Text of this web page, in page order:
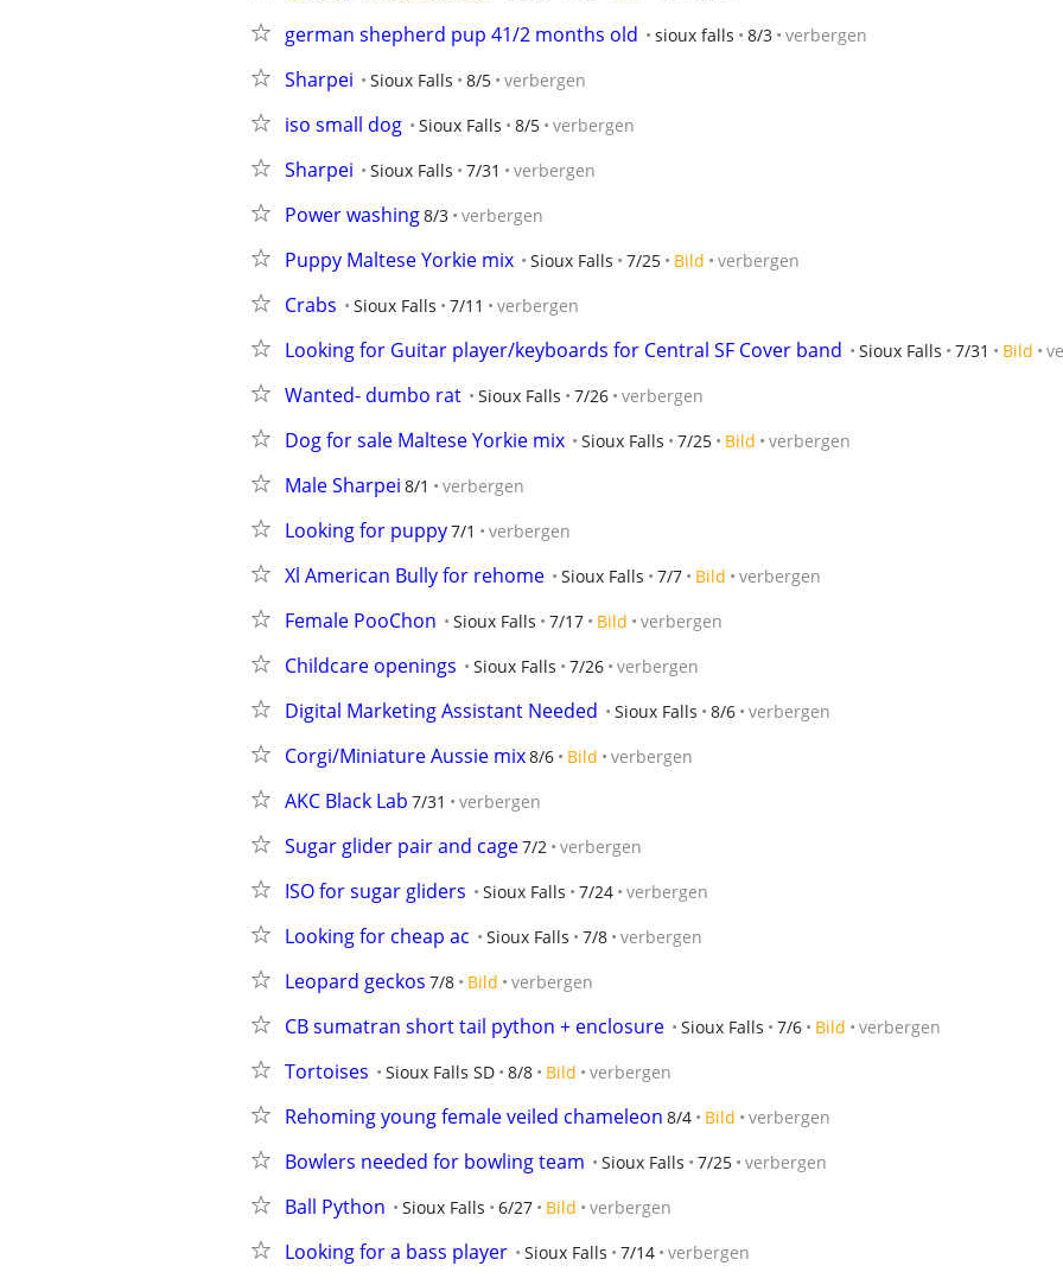
german shepherd pup 41/2 months old sioux falls 8/3 verbergen
Sharpei Sioux Falls 8/5 verbergen
iso small dog Sioux Falls 8/5 verbergen
Sharpei Sioux Falls 7/31 verbergen
Power washing8/3 verbergen
Puppy Maltese Yorkie mix Sioux Falls 7/25 Bild verbergen
Crabs Sioux Falls 7/11 verbergen
Looking for Guitar player/keyboards for Central SF Cover band Sioux Falls 7/31 Bild
Wanted- dumbo rat Sioux Falls 7/26 verbergen
Dog for sale Maltese Yorkie mix Sioux Falls 7/25 Bild verbergen
Male Sharpei 8/1 verbergen
Looking for puppy7/1 verbergen
Xl American Bully for rehome Sioux Falls 7/7 Bild verbergen
Female PooChon Sioux Falls 7/17 Bild verbergen
Childcare openings Sioux Falls 7/26 verbergen
Digital Marketing Assistant Needed Sioux Falls 8/6 verbergen
Corgi/Miniature Aussie mix8/6 Bild verbergen
AKC Black Lab 7/31 verbergen
Sugar glider pair and cage7/2 verbergen
ISO for sugar gliders Sioux Falls 7/24 verbergen
Looking for cheap ac Sioux Falls 7/8 verbergen
Leopard geckos 7/8 Bild verbergen
CB sumatran short tail python + enclosure Sioux Falls 7/6 Bild verbergen
Tortoises Sioux Falls SD 8/8 Bild verbergen
Rehoming young female veiled chameleon 8/4 Bild verbergen
Bowlers needed for bowling team Sioux Falls 7/25 verbergen
Ball Python Sioux Falls 6/27 Bild verbergen
Looking for a bass player Sioux Falls 7/14 verbergen